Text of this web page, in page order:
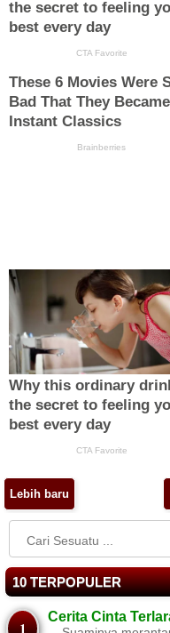
Lebih baru
10 TERPOPULER
Cerita Cinta